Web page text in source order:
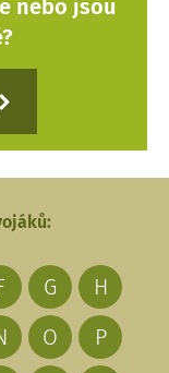
nebo jsou
G
H
O
P